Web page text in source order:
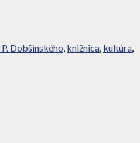
Dobšinského, knižnica, kultúra,